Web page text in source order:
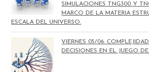
SIMULACIONES TNG300 Y
MARCO DE LA MATERIA
ESCALA DEL UNIVERSO.
VIERNES 05/06:
DECISIONES EN EL JUEGO